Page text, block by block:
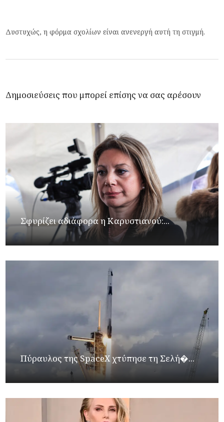
Δυστυχώς, η φόρμα σχολίων είναι ανενεργή αυτή τη στιγμή.
Δημοσιεύσεις που μπορεί επίσης να σας αρέσουν
Σφυρίζει αδιάφορα η Καρυστιανού:...
Πύραυλος της SpaceX χτύπησε τη Σελή�...